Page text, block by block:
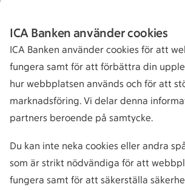
ICA Banken använder cookies
ICA Banken använder cookies för att
fungera samt för att förbättra din
hur webbplatsen används och för att
marknadsföring. Vi delar denna
partners beroende på samtycke.
Du kan inte neka cookies eller andra
som är strikt nödvändiga för att
fungera samt för att säkerställa